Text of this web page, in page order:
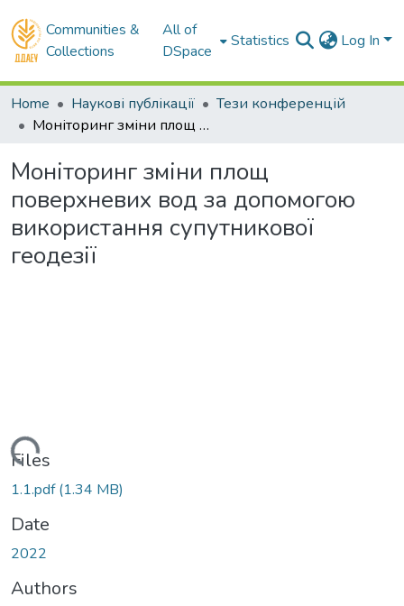
Communities &
Collections
All of
DSpace
Statistics Log In
Home Наукові публікації
Тези конференцій
Моніторинг зміни площ поверхневих вод за допомогою використання супутникової геодезії
Моніторинг зміни площ
поверхневих вод за допомогою
використання супутникової
геодезії
Files
1.1.pdf(1.34 MB)
Date
2022
Authors